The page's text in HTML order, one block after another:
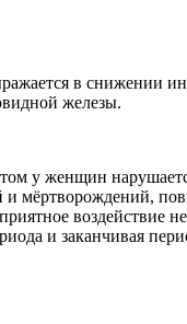
в снижении
железы.
у женщин
мёртворождений,
воздействие
и заканчивая